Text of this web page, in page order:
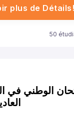
أفضل للامتحانات القادمة.
plus de Détails!
50
الوطني في